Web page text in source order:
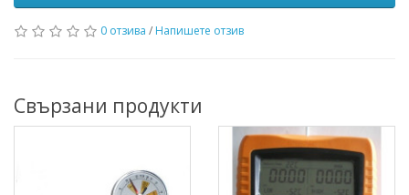
0 отзива / Напишете отзив
Свързани продукти